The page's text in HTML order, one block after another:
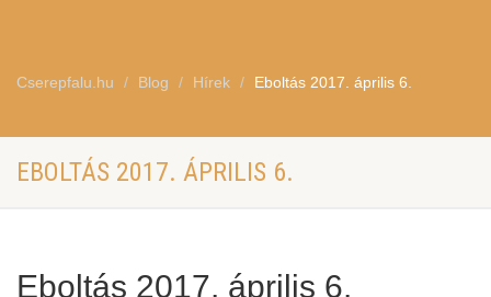
Cserepfalu.hu Blog Hírek Eboltás 2017. április 6.
EBOLTÁS 2017. ÁPRILIS 6.
Eboltás 2017. április 6.